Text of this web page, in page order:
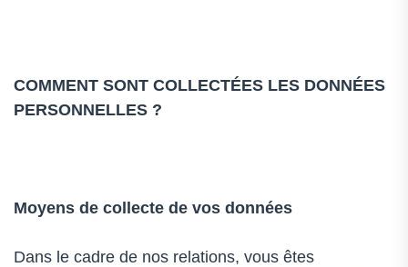
COMMENT SONT COLLECTÉES LES DONNÉES
PERSONNELLES ?
Moyens de collecte de vos données
Dans le cadre de nos relations, vous êtes